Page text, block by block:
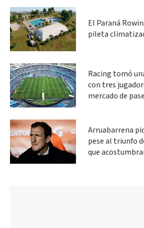
El Paraná
pileta
Racing tomó
con tres
mercado de
Arruabarrena
pese al triunfo
que